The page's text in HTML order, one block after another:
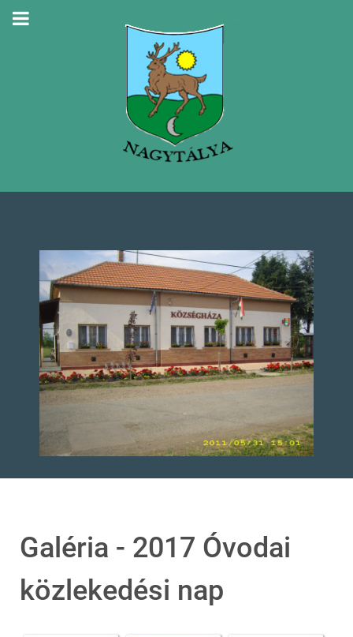
Galéria - 2017 Óvodai
közlekedési nap